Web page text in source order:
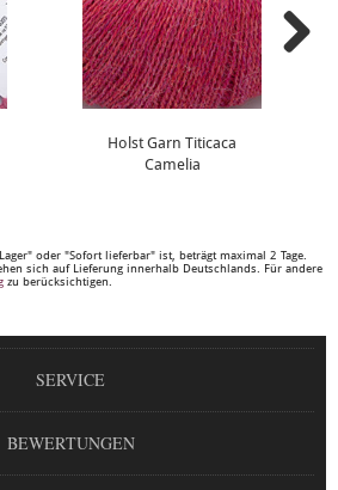
Holst Garn Titicaca
Camelia
oder "Sofort lieferbar" ist, beträgt maximal 2 Tage.
sich auf Lieferung innerhalb Deutschlands. Für andere
zu berücksichtigen.
SERVICE
BEWERTUNGEN